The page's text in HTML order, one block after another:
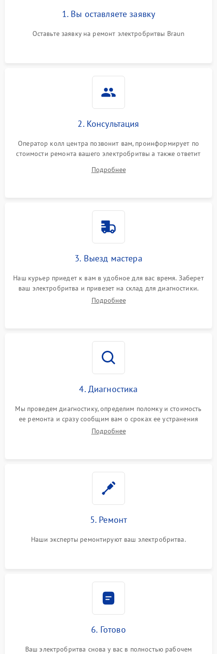
1. Вы оставляете заявку
Оставьте заявку на ремонт электробритвы Braun
2. Консультация
Оператор колл центра позвонит вам, проинформирует по
стоимости ремонта вашего электробритвы а также ответит
Подробнее
3. Выезд мастера
Наш курьер приедет к вам в удобное для вас время. Заберет
ваш электробритва и привезет на склад для диагностики.
Подробнее
4. Диагностика
Мы проведем диагностику, определим поломку и стоимость
ее ремонта и сразу сообщим вам о сроках ее устранения
Подробнее
5. Ремонт
Наши эксперты ремонтируют ваш электробритва.
6. Готово
Ваш электробритва снова у вас в полностью рабочем